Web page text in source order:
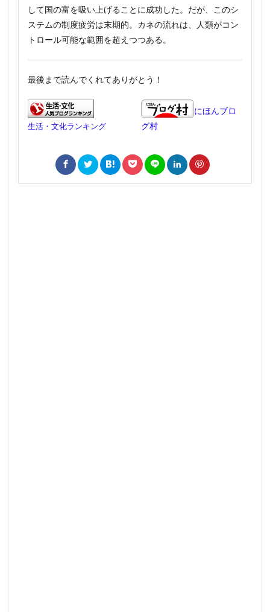
して国の富を吸い上げることに成功した。だが、このシ
ステムの制度疲労は末期的。カネの流れは、人類がコン
トロール可能な範囲を超えつつある。
最後まで読んでくれてありがとう！
生活・文化ランキング
にほんブロ
グ村